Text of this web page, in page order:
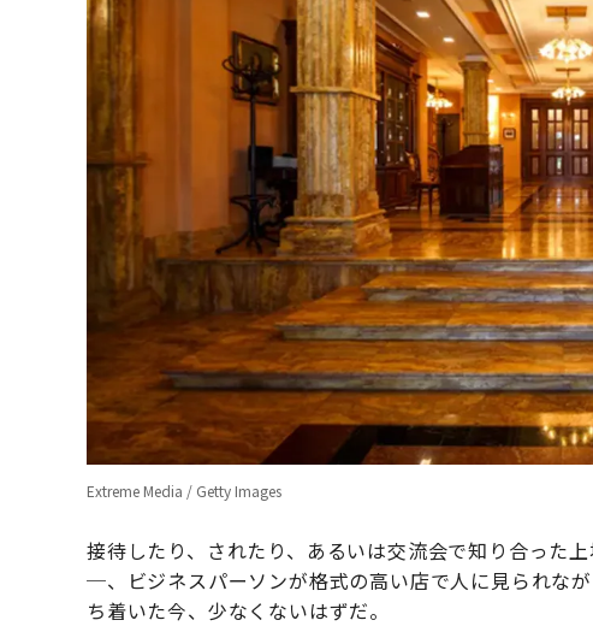
Extreme Media / Getty Images
接待したり、されたり、あるいは交流会で知り合った
─、ビジネスパーソンが格式の高い店で人に見られな
ち着いた今、少なくないはずだ。